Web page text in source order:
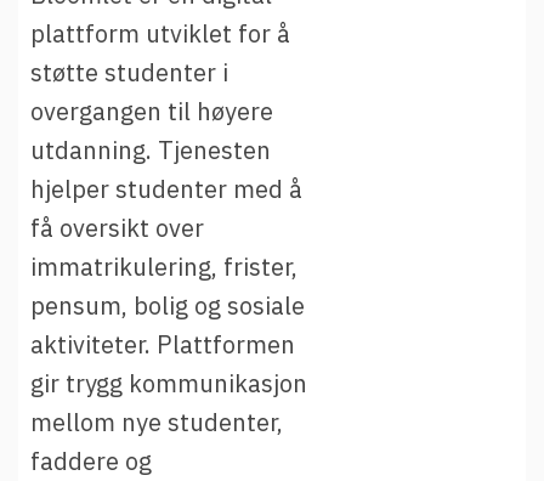
Om Feide
Om Feide
Logg inn kundeportalen
Driftsmeldinger
Kontakt oss
Arrangementer
Aktuelt
Veikart
Prosjekt
Personvern
o
n
plattform utviklet for å
støtte studenter i
overgangen til høyere
utdanning. Tjenesten
hjelper studenter med å
få oversikt over
immatrikulering, frister,
pensum, bolig og sosiale
aktiviteter. Plattformen
gir trygg kommunikasjon
mellom nye studenter,
faddere og